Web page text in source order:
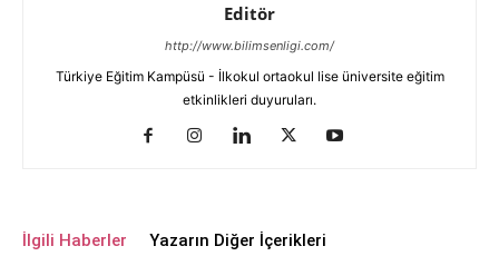
Editör
http://www.bilimsenligi.com/
Türkiye Eğitim Kampüsü - İlkokul ortaokul lise üniversite eğitim
etkinlikleri duyuruları.
İlgili Haberler Yazarın Diğer İçerikleri